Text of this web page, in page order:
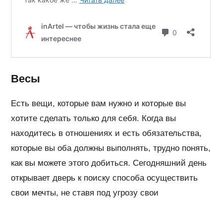
Весы
Есть вещи, которые вам нужно и которые вы
хотите сделать только для себя. Когда вы
находитесь в отношениях и есть обязательства,
которые вы оба должны выполнять, трудно понять,
как вы можете этого добиться. Сегодняшний день
открывает дверь к поиску способа осуществить
свои мечты, не ставя под угрозу свои